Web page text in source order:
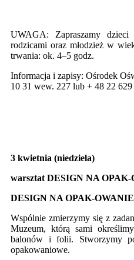
UWAGA: Zapraszamy
rodzicami oraz młodzież w
trwania: ok. 4–5 godz.
Informacja i zapisy: Ośrodek
10 31 wew. 227 lub + 48 22
3 kwietnia (niedziela)
warsztat DESIGN NA
DESIGN NA OPAK-OWANIE
Wspólnie zmierzymy się z
Muzeum, którą sami
balonów i folii. Stworzymy
opakowaniowe.